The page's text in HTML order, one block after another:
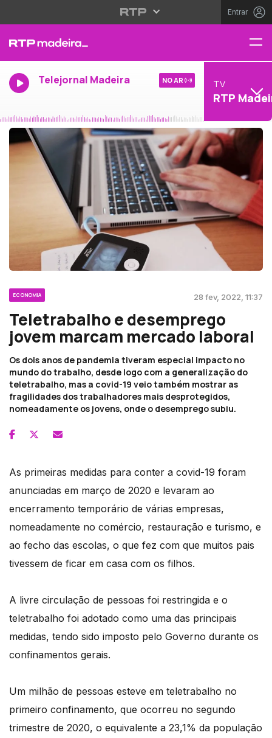
Entrar
Telejornal Madeira NO AR TV
RTP
ECONOMIA 28 fev, 2022, 11:37
Teletrabalho e desemprego
jovem marcam mercado laboral
Os dois anos de pandemia tiveram especial impacto no
mundo do trabalho, desde logo com a generalização do
teletrabalho, mas a covid-19 veio também mostrar as
fragilidades dos trabalhadores mais desprotegidos,
nomeadamente os jovens, onde o desemprego subiu.
As primeiras medidas para conter a covid-19 foram
anunciadas em março de 2020 e levaram ao
encerramento temporário de várias empresas,
nomeadamente no comércio, restauração e turismo, e
ao fecho das escolas, o que fez com que muitos pais
tivessem de ficar em casa com os filhos.
A livre circulação de pessoas foi restringida e o
teletrabalho foi adotado como uma das principais
medidas, tendo sido imposto pelo Governo durante os
confinamentos gerais.
Um milhão de pessoas esteve em teletrabalho no
primeiro confinamento, que ocorreu no segundo
trimestre de 2020, o equivalente a 23,1% da população